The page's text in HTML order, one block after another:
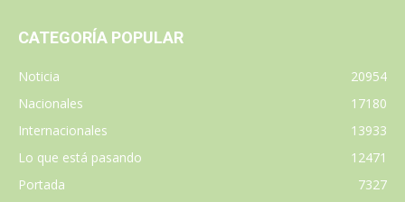
CATEGORÍA POPULAR
Noticia
20954
Nacionales
17180
Internacionales
13933
Lo que está pasando
12471
Portada
7327